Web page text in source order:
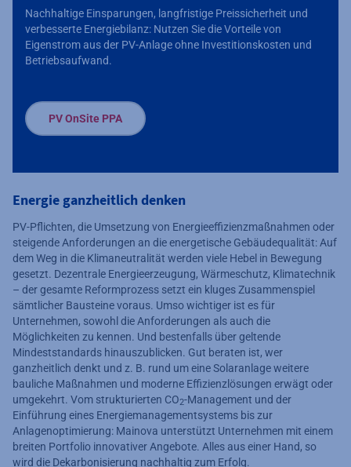
Nachhaltige Einsparungen, langfristige Preissicherheit und
verbesserte Energiebilanz: Nutzen Sie die Vorteile von
Eigenstrom aus der PV-Anlage ohne Investitionskosten und
Betriebsaufwand.
PV OnSite PPA
Energie ganzheitlich denken
PV-Pflichten, die Umsetzung von Energieeffizienzmaßnahmen oder
steigende Anforderungen an die energetische Gebäudequalität: Auf
dem Weg in die Klimaneutralität werden viele Hebel in Bewegung
gesetzt. Dezentrale Energieerzeugung, Wärmeschutz, Klimatechnik
– der gesamte Reformprozess setzt ein kluges Zusammenspiel
sämtlicher Bausteine voraus. Umso wichtiger ist es für
Unternehmen, sowohl die Anforderungen als auch die
Möglichkeiten zu kennen. Und bestenfalls über geltende
Mindeststandards hinauszublicken. Gut beraten ist, wer
ganzheitlich denkt und z. B. rund um eine Solaranlage weitere
bauliche Maßnahmen und moderne Effizienzlösungen erwägt oder
umgekehrt. Vom strukturierten CO2-Management und der
Einführung eines Energiemanagementsystems bis zur
Anlagenoptimierung: Mainova unterstützt Unternehmen mit einem
breiten Portfolio innovativer Angebote. Alles aus einer Hand, so
wird die Dekarbonisierung nachhaltig zum Erfolg.